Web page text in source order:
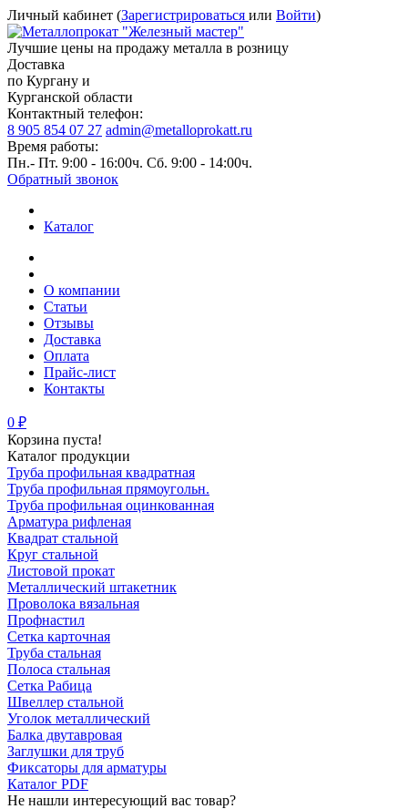
Личный кабинет (Зарегистрироваться или Войти)
Лучшие цены на продажу металла в розницу
Доставка
по Кургану и
Курганской области
Контактный телефон:
8 905 854 07 27 admin@metalloprokatt.ru
Время работы:
Пн.- Пт. 9:00 - 16:00ч. Сб. 9:00 - 14:00ч.
Обратный звонок
Каталог
О компании
Статьи
Отзывы
Доставка
Оплата
Прайс-лист
Контакты
0 ₽
Корзина пуста!
Каталог продукции
Труба профильная квадратная
Труба профильная прямоугольн.
Труба профильная оцинкованная
Арматура рифленая
Квадрат стальной
Круг стальной
Листовой прокат
Металлический штакетник
Проволока вязальная
Профнастил
Сетка карточная
Труба стальная
Полоса стальная
Сетка Рабица
Швеллер стальной
Уголок металлический
Балка двутавровая
Заглушки для труб
Фиксаторы для арматуры
Каталог PDF
Не нашли интересующий вас товар?